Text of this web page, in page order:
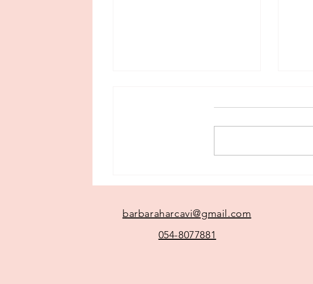
barbaraharcavi@gmail.com
054-8077881